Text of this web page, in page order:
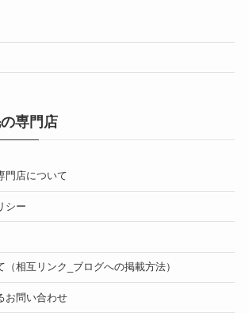
専門店
門店について
シー
（相互リンク_ブログへの掲載方法）
お問い合わせ